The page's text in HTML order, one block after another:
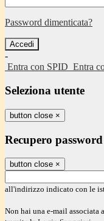
Password dimenticata?
-
Entra con SPID Entra
Seleziona utente
button close ×
Recupero password
button close ×
all'indirizzo indicato con le
Non hai una e-mail associata